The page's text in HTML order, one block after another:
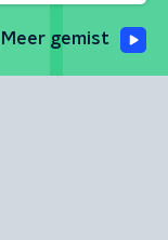
Meer gemist